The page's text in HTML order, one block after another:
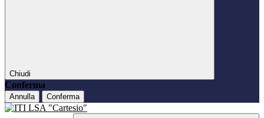
Chiudi
Conferma
Annulla Conferma